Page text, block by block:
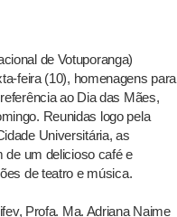
de Votuporanga)
feira (10), homenagens para
ao Dia das Mães,
Reunidas logo pela
Universitária, as
de um delicioso café e
de teatro e música.
Profa. Ma. Adriana Naime